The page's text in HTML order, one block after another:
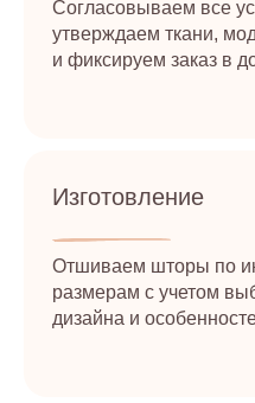
Согласовываем все
утверждаем ткани,
и фиксируем заказ в
Изготовление
Отшиваем шторы по
размерам с учетом
дизайна и